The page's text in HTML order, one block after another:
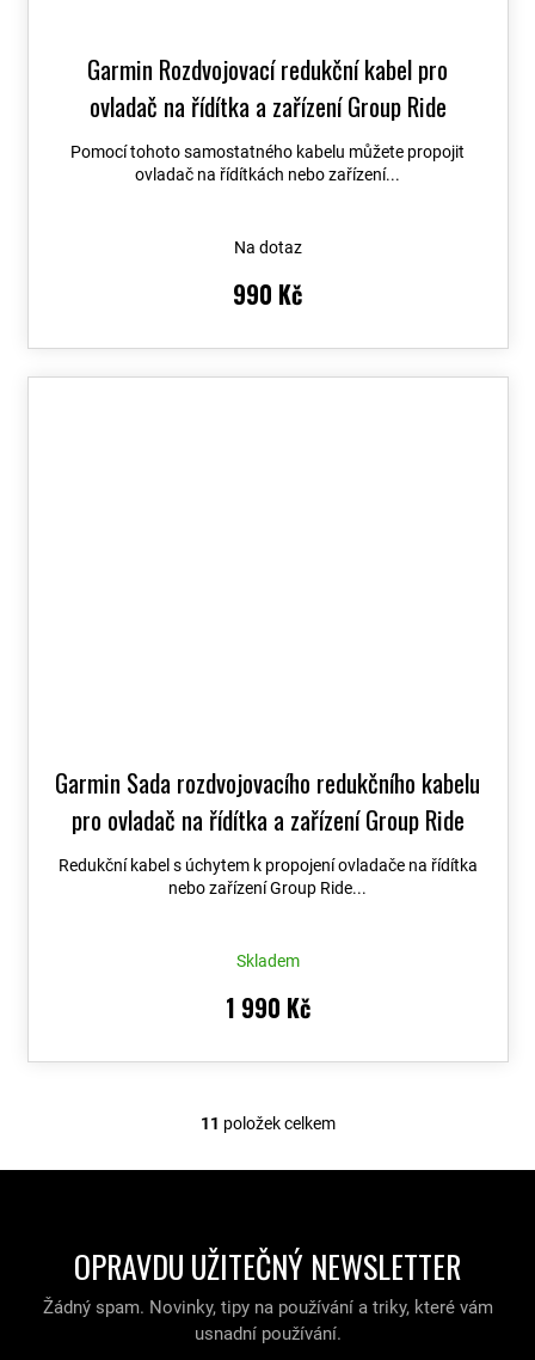
Garmin Rozdvojovací redukční kabel pro
ovladač na řídítka a zařízení Group Ride
Tracker
Pomocí tohoto samostatného kabelu můžete propojit
ovladač na řídítkách nebo zařízení...
Na dotaz
990 Kč
Garmin Sada rozdvojovacího redukčního kabelu
pro ovladač na řídítka a zařízení Group Ride
Tracker
Redukční kabel s úchytem k propojení ovladače na řídítka
nebo zařízení Group Ride...
Skladem
1 990 Kč
O
l
a
c
p
r
11 položek celkem
OPRAVDU UŽITEČNÝ NEWSLETTER
Žádný spam. Novinky, tipy na používání a triky, které vám
usnadní používání.